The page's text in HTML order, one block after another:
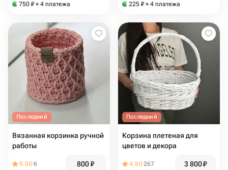
750 ₽ × 4 платежа 225 ₽ × 4 платежа
Последний
Вязанная корзинка ручной
работы
5.006 800₽
Последний
Корзина плетеная для
цветов и декора
4.80267 3 800₽